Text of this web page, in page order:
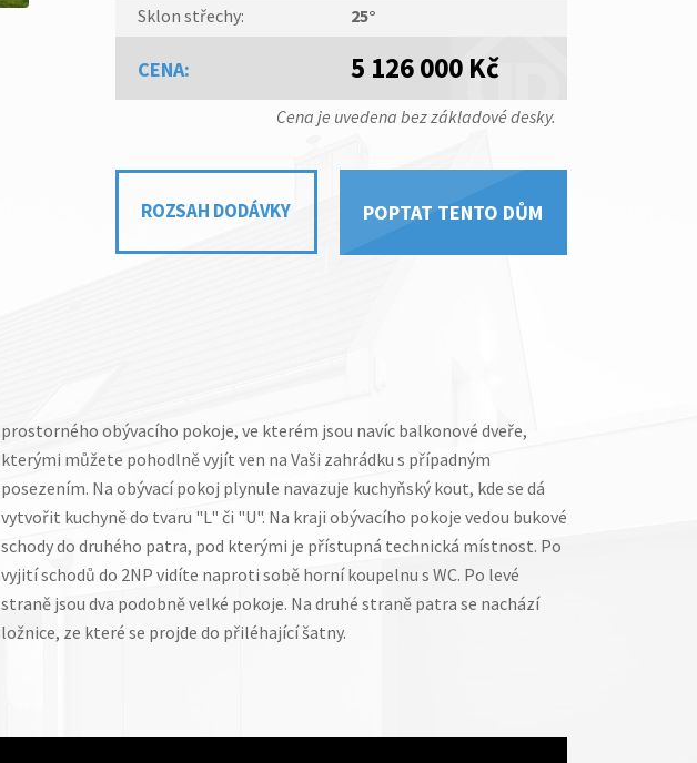
Sklon střechy:
25°
CENA: 5 126 000 Kč
Cena je uvedena bez základové desky.
ROZSAH DODÁVKY POPTAT TENTO DŮM
prostorného obývacího pokoje, ve kterém jsou navíc balkonové dveře,
kterými můžete pohodlně vyjít ven na Vaši zahrádku s případným
posezením. Na obývací pokoj plynule navazuje kuchyňský kout, kde se dá
vytvořit kuchyně do tvaru "L" či "U". Na kraji obývacího pokoje vedou bukové
schody do druhého patra, pod kterými je přístupná technická místnost. Po
vyjití schodů do 2NP vidíte naproti sobě horní koupelnu s WC. Po levé
straně jsou dva podobně velké pokoje. Na druhé straně patra se nachází
ložnice, ze které se projde do přiléhající šatny.